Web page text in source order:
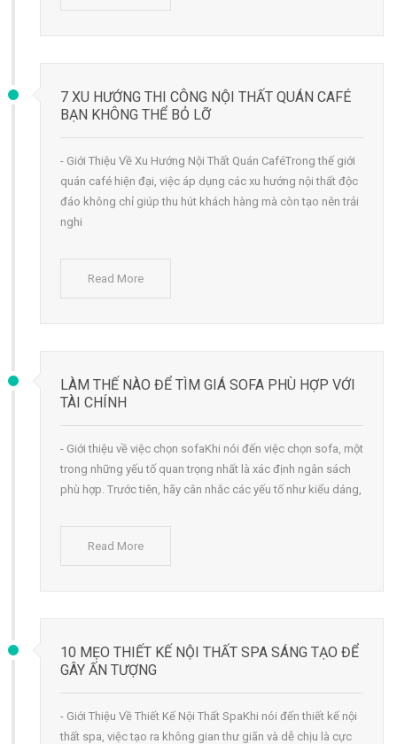
7 XU HƯỚNG THI CÔNG NỘI THẤT QUÁN CAFÉ
BẠN KHÔNG THỂ BỎ LỠ
- Giới Thiệu Về Xu Hướng Nội Thất Quán CaféTrong thế giới
quán café hiện đại, việc áp dụng các xu hướng nội thất độc
đáo không chỉ giúp thu hút khách hàng mà còn tạo nên trải
nghi
Read More
LÀM THẾ NÀO ĐỂ TÌM GIÁ SOFA PHÙ HỢP VỚI
TÀI CHÍNH
- Giới thiệu về việc chọn sofaKhi nói đến việc chọn sofa, một
trong những yếu tố quan trọng nhất là xác định ngân sách
phù hợp. Trước tiên, hãy cân nhắc các yếu tố như kiểu dáng,
Read More
10 MẸO THIẾT KẾ NỘI THẤT SPA SÁNG TẠO ĐỂ
GÂY ẤN TƯỢNG
- Giới Thiệu Về Thiết Kế Nội Thất SpaKhi nói đến thiết kế nội
thất spa, việc tạo ra không gian thư giãn và dễ chịu là cực